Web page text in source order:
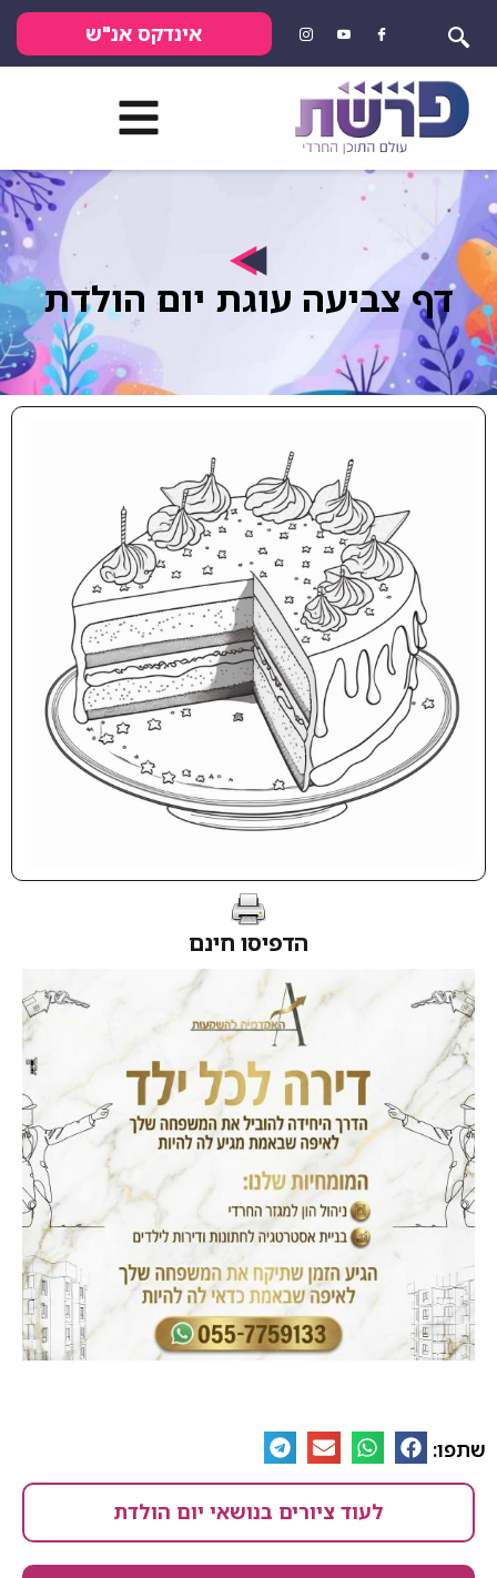
אינדקס אנ"ש
דף צביעה עוגת יום הולדת
הדפיסו חינם
שתפו:
לעוד ציורים בנושאי יום הולדת